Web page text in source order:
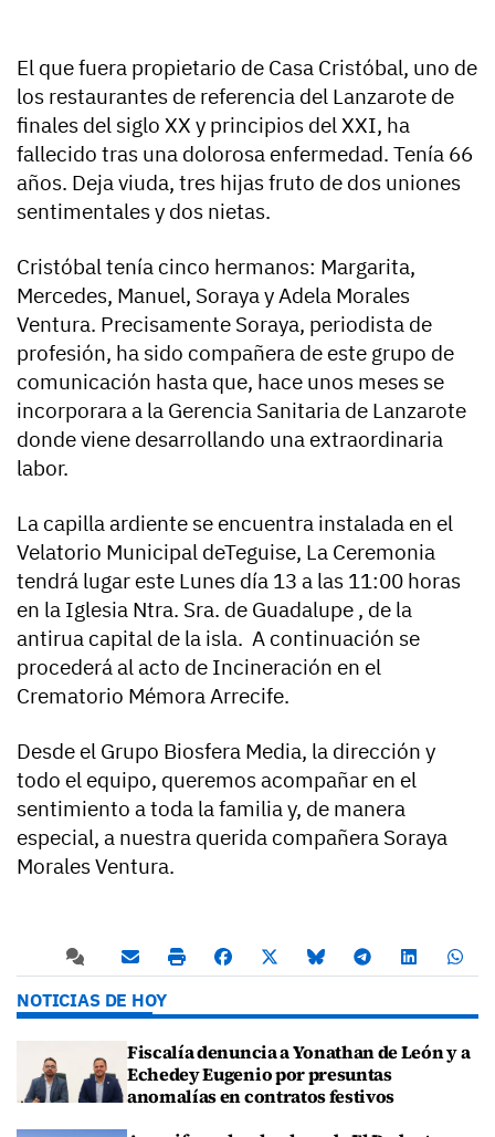
El que fuera propietario de Casa Cristóbal, uno de
los restaurantes de referencia del Lanzarote de
finales del siglo XX y principios del XXI, ha
fallecido tras una dolorosa enfermedad. Tenía 66
años. Deja viuda, tres hijas fruto de dos uniones
sentimentales y dos nietas.
Cristóbal tenía cinco hermanos: Margarita,
Mercedes, Manuel, Soraya y Adela Morales
Ventura. Precisamente Soraya, periodista de
profesión, ha sido compañera de este grupo de
comunicación hasta que, hace unos meses se
incorporara a la Gerencia Sanitaria de Lanzarote
donde viene desarrollando una extraordinaria
labor.
La capilla ardiente se encuentra instalada en el
Velatorio Municipal deTeguise, La Ceremonia
tendrá lugar este Lunes día 13 a las 11:00 horas
en la Iglesia Ntra. Sra. de Guadalupe , de la
antirua capital de la isla. A continuación se
procederá al acto de Incineración en el
Crematorio Mémora Arrecife.
Desde el Grupo Biosfera Media, la dirección y
todo el equipo, queremos acompañar en el
sentimiento a toda la familia y, de manera
especial, a nuestra querida compañera Soraya
Morales Ventura.
NOTICIAS DE HOY
Fiscalía denuncia a Yonathan de León y a
Echedey Eugenio por presuntas
anomalías en contratos festivos